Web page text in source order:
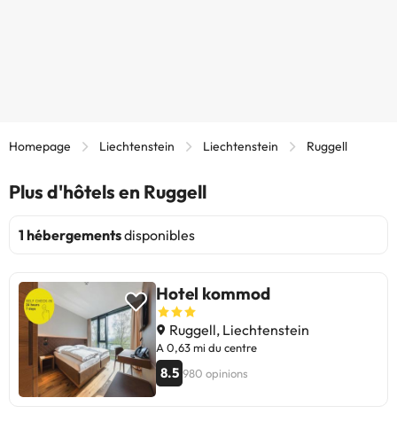
Homepage Liechtenstein Liechtenstein Ruggell
Plus d'hôtels en Ruggell
1 hébergementsdisponibles
Hotel kommod
Ruggell, Liechtenstein
A 0,63 mi du centre
8.5 980 opinions